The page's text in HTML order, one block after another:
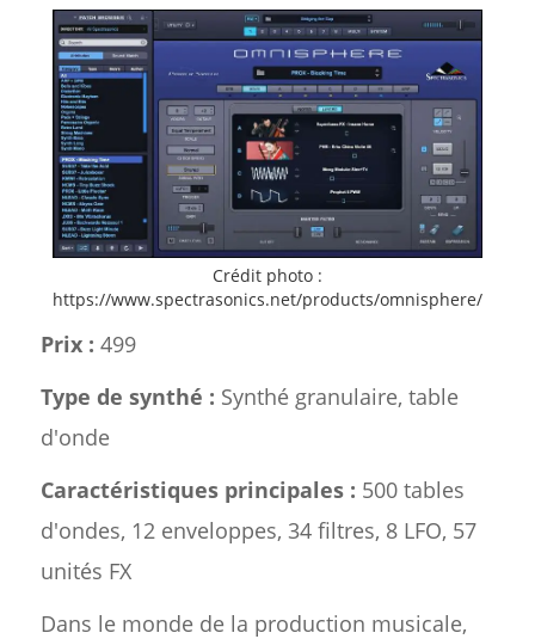
Crédit photo :
https://www.spectrasonics.net/products/omnisphere/
Prix : 499
Type de synthé : Synthé granulaire, table
d'onde
Caractéristiques principales : 500 tables
d'ondes, 12 enveloppes, 34 filtres, 8 LFO, 57
unités FX
Dans le monde de la production musicale,